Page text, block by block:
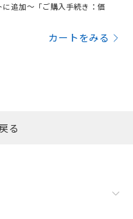
追加～「ご購入手続き：価
カートをみる
る